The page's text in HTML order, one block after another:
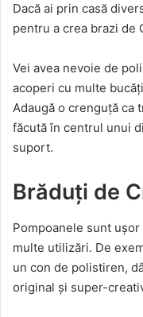
Dacă ai prin casă
pentru a crea brazi de
Vei avea nevoie de
acoperi cu multe
Adaugă o crenguță ca
făcută în centrul unui
suport.
Brăduți de
Pompoanele sunt
multe utilizări. De
un con de polistiren,
original și super-